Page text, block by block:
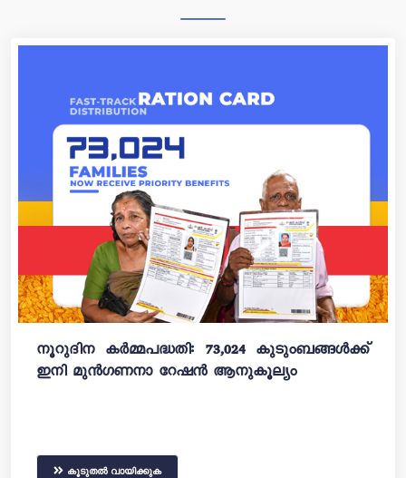
നൂറുദിന കർമ്മപദ്ധതി: 73,024 കുടുംബങ്ങൾക്ക്
ഇനി മുൻഗണനാ റേഷൻ ആനുകൂല്യം
കൂടുതൽ വായിക്കുക